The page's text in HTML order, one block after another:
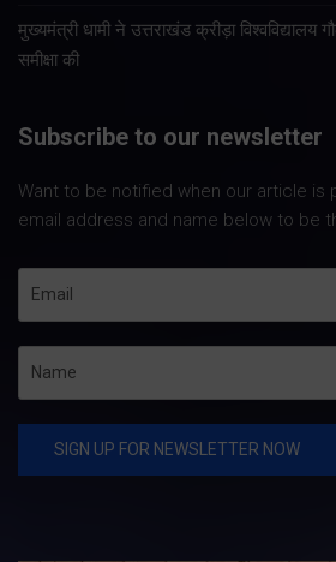
मुख्यमंत्री धामी ने उत्तराखंड क्रीड़ा विश्वविद्यालय
समीक्षा की
Subscribe to our newsletter
Want to be notified when our article is
email address and name below to be